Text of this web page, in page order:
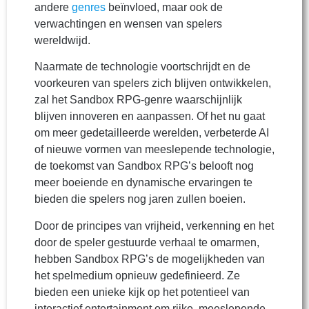
andere genres beïnvloed, maar ook de
verwachtingen en wensen van spelers
wereldwijd.
Naarmate de technologie voortschrijdt en de
voorkeuren van spelers zich blijven ontwikkelen,
zal het Sandbox RPG-genre waarschijnlijk
blijven innoveren en aanpassen. Of het nu gaat
om meer gedetailleerde werelden, verbeterde AI
of nieuwe vormen van meeslepende technologie,
de toekomst van Sandbox RPG’s belooft nog
meer boeiende en dynamische ervaringen te
bieden die spelers nog jaren zullen boeien.
Door de principes van vrijheid, verkenning en het
door de speler gestuurde verhaal te omarmen,
hebben Sandbox RPG’s de mogelijkheden van
het spelmedium opnieuw gedefinieerd. Ze
bieden een unieke kijk op het potentieel van